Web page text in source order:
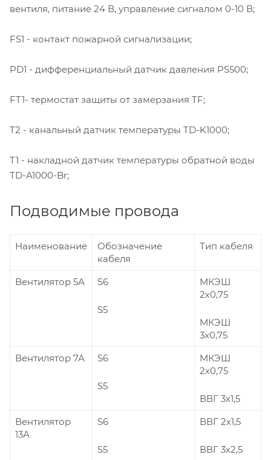
вентиля, питание 24 В, управление сигналом 0-10 В;
FS1 - контакт пожарной сигнализации;
PD1 - дифференциальный датчик давления PS500;
FT1- термостат защиты от замерзания TF;
T2 - канальный датчик температуры TD-K1000;
T1 - накладной датчик температуры обратной воды
TD-A1000-Br;
Подводимые провода
Наименование
Обозначение
кабеля
Тип кабеля
Вентилятор 5А S6
S5
МКЭШ
2х0,75
МКЭШ
3х0,75
Вентилятор 7А S6
S5
МКЭШ
2х0,75
ВВГ 3х1,5
Вентилятор
13А
S6
S5
ВВГ 2х1,5
ВВГ 3х2,5